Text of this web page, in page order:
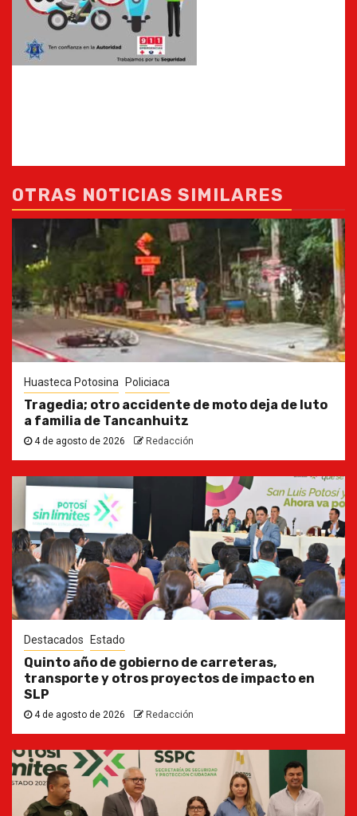
OTRAS NOTICIAS SIMILARES
Huasteca Potosina Policiaca
Tragedia; otro accidente de moto deja de luto
a familia de Tancanhuitz
4 de agosto de 2026 Redacción
Destacados Estado
Quinto año de gobierno de carreteras,
transporte y otros proyectos de impacto en
SLP
4 de agosto de 2026 Redacción